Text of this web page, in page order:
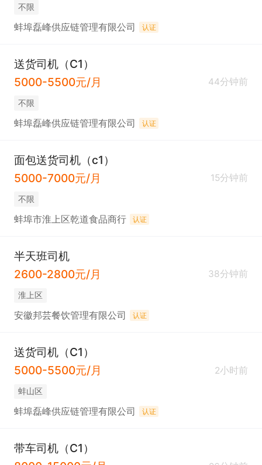
不限
蚌埠磊峰供应链管理有限公司 认证
送货司机（C1）
5000-5500元/月
44分钟前
不限
蚌埠磊峰供应链管理有限公司 认证
面包送货司机（c1）
5000-7000元/月
15分钟前
不限
蚌埠市淮上区乾道食品商行 认证
半天班司机
2600-2800元/月
38分钟前
淮上区
安徽邦芸餐饮管理有限公司 认证
送货司机（C1）
5000-5500元/月
2小时前
蚌山区
蚌埠磊峰供应链管理有限公司 认证
带车司机（C1）